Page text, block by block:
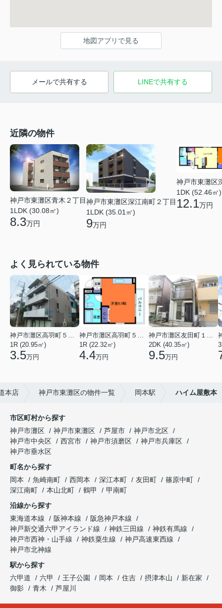
地図アプリで見る
メールで共有する LINEで共有する
近隣の物件
神戸市東灘区青木２丁目
1LDK (30.08㎡)
8.3万円
神戸市東灘区深江南町２丁目
1LDK (35.01㎡)
9万円
神戸市東灘区
1DK (52.46㎡)
12.1万円
よく見られている物件
神戸市灘区高羽町５丁目
1R (20.95㎡)
3.5万円
神戸市灘区高羽町５丁目
1R (22.32㎡)
4.4万円
神戸市灘区友田町１丁目
2DK (40.35㎡)
9.5万円
本店 神戸市東灘区の物件一覧 岡本駅 ハイム屋敷本
市区町村から探す
神戸市灘区
神戸市東灘区 芦屋市
神戸市北区
神戸市中央区
西宮市 神戸市須磨区
神戸市兵庫区
神戸市垂水区
町名から探す
岡本
魚崎南町 西岡本 深江本町 友田町
篠原中町
深江南町
本山北町 鶴甲
甲南町
沿線から探す
東海道本線
阪神本線
阪急神戸本線
神戸新交通六甲アイランド線
神鉄三田線
神鉄有馬線
神戸市西神・山手線
神鉄粟生線
神戸高速東西線
神戸市北神線
駅から探す
六甲道
六甲 王子公園 岡本 住吉 摂津本山
新在家
御影
青木 芦屋川